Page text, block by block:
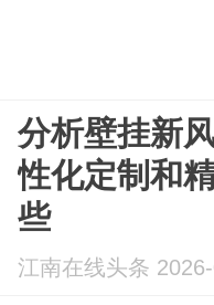
分析壁挂新
性化定制和
些
江南在线头条